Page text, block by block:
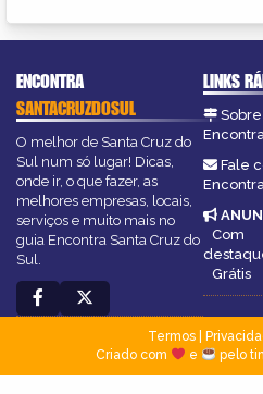
ENCONTRA
SANTACRUZDOSUL
O melhor de Santa Cruz do
Sul num só lugar! Dicas,
onde ir, o que fazer, as
melhores empresas, locais,
serviços e muito mais no
guia Encontra Santa Cruz do
Sul.
LINKS
Sobre
Fale
Com
Grátis
Termos|
Criado com
e pelo